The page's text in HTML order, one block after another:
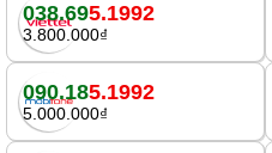
038.695.1992
3.800.000₫
090.185.1992
5.000.000₫